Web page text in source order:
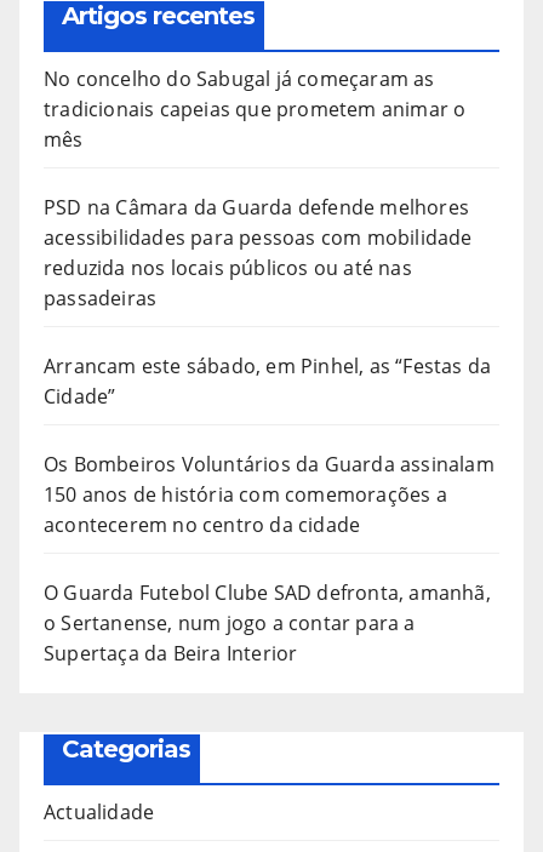
Artigos recentes
No concelho do Sabugal já começaram as
tradicionais capeias que prometem animar o
mês
PSD na Câmara da Guarda defende melhores
acessibilidades para pessoas com mobilidade
reduzida nos locais públicos ou até nas
passadeiras
Arrancam este sábado, em Pinhel, as “Festas da
Cidade”
Os Bombeiros Voluntários da Guarda assinalam
150 anos de história com comemorações a
acontecerem no centro da cidade
O Guarda Futebol Clube SAD defronta, amanhã,
o Sertanense, num jogo a contar para a
Supertaça da Beira Interior
Categorias
Actualidade